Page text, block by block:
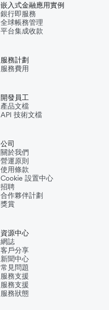
嵌入式金融應用實例
銀行即服務
全球帳務管理
平台集成收款
服務計劃
服務費用
開發員工
產品文檔
API 技術文檔
公司
關於我們
營運原則
使用條款
Cookie 設置中心
招聘
合作夥伴計劃
獎賞
資源中心
網誌
客戶分享
新聞中心
常見問題
服務支援
服務支援
服務狀態